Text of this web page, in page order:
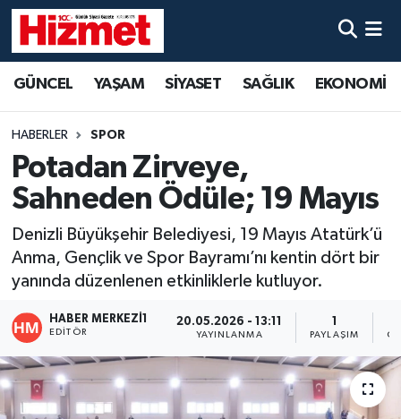
GÜNCEL YAŞAM SİYASET SAĞLIK EKONOMİ
HABERLER SPOR
Potadan Zirveye,
Sahneden Ödüle; 19 Mayıs
Denizli Büyükşehir Belediyesi, 19 Mayıs Atatürk’ü
Anma, Gençlik ve Spor Bayramı’nı kentin dört bir
yanında düzenlenen etkinliklerle kutluyor.
HABER MERKEZI1
EDITÖR
20.05.2026 - 13:11
YAYINLANMA
1
PAYLAŞIM
YAŞAM
SİYASET
SAĞLIK
EKONOMİ
MAGAZİN
Denizli Hava Durumu
Denizli Trafik Yoğunluk Haritası
Süper Lig Puan Durumu ve Fikstür
Tüm Manşetler